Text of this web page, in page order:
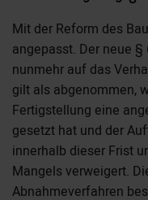
Mit der Reform des
angepasst. Der neue §
nunmehr auf das
gilt als abgenommen,
Fertigstellung eine
gesetzt hat und der
innerhalb dieser Frist
Mangels verweigert.
Abnahmeverfahren